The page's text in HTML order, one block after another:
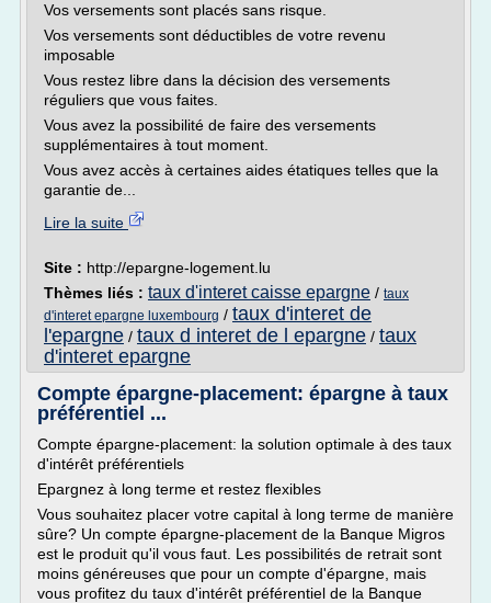
Vos versements sont placés sans risque.
Vos versements sont déductibles de votre revenu
imposable
Vous restez libre dans la décision des versements
réguliers que vous faites.
Vous avez la possibilité de faire des versements
supplémentaires à tout moment.
Vous avez accès à certaines aides étatiques telles que la
garantie de...
Lire la suite
Site : http://epargne-logement.lu
Thèmes liés : taux d'interet caisse epargne / taux
d'interet epargne luxembourg / taux d'interet de
l'epargne / taux d interet de l epargne / taux
d'interet epargne
Compte épargne-placement: épargne à taux
préférentiel ...
Compte épargne-placement: la solution optimale à des taux
d'intérêt préférentiels
Epargnez à long terme et restez flexibles
Vous souhaitez placer votre capital à long terme de manière
sûre? Un compte épargne-placement de la Banque Migros
est le produit qu'il vous faut. Les possibilités de retrait sont
moins généreuses que pour un compte d'épargne, mais
vous profitez du taux d'intérêt préférentiel de la Banque